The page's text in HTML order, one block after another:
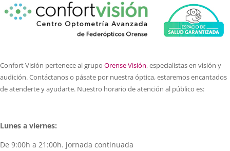
Confort Visión pertenece al grupo Orense Visión, especialistas en visión y
audición. Contáctanos o pásate por nuestra óptica, estaremos encantados
de atenderte y ayudarte. Nuestro horario de atención al público es:
Lunes a viernes:
De 9:00h a 21:00h. jornada continuada